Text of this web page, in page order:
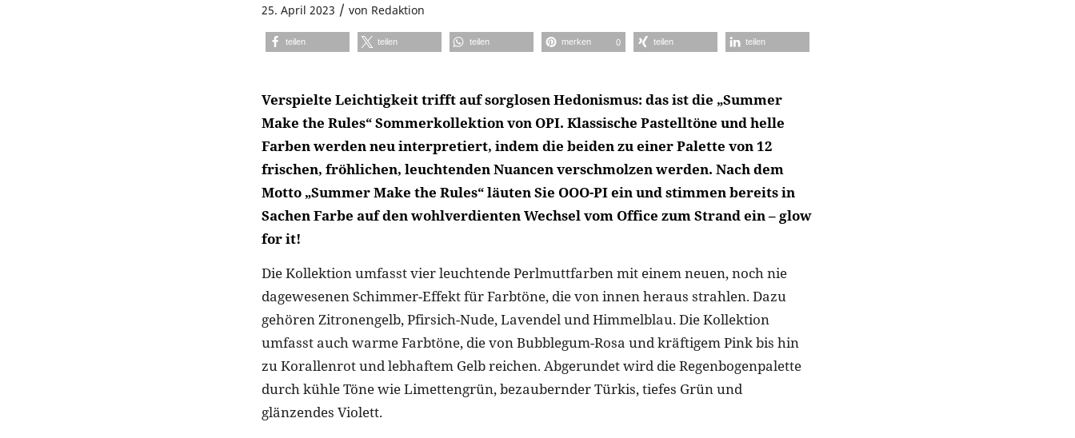
25. April 2023 / von Redaktion
teilen teilen teilen merken 0 teilen teilen
Verspielte Leichtigkeit trifft auf sorglosen Hedonismus: das ist die „Summer
Make the Rules“ Sommerkollektion von OPI. Klassische Pastelltöne und helle
Farben werden neu interpretiert, indem die beiden zu einer Palette von 12
frischen, fröhlichen, leuchtenden Nuancen verschmolzen werden. Nach dem
Motto „Summer Make the Rules“ läuten Sie OOO-PI ein und stimmen bereits in
Sachen Farbe auf den wohlverdienten Wechsel vom Office zum Strand ein – glow
for it!
Die Kollektion umfasst vier leuchtende Perlmuttfarben mit einem neuen, noch nie
dagewesenen Schimmer-Effekt für Farbtöne, die von innen heraus strahlen. Dazu
gehören Zitronengelb, Pfirsich-Nude, Lavendel und Himmelblau. Die Kollektion
umfasst auch warme Farbtöne, die von Bubblegum-Rosa und kräftigem Pink bis hin
zu Korallenrot und lebhaftem Gelb reichen. Abgerundet wird die Regenbogenpalette
durch kühle Töne wie Limettengrün, bezaubernder Türkis, tiefes Grün und
glänzendes Violett.